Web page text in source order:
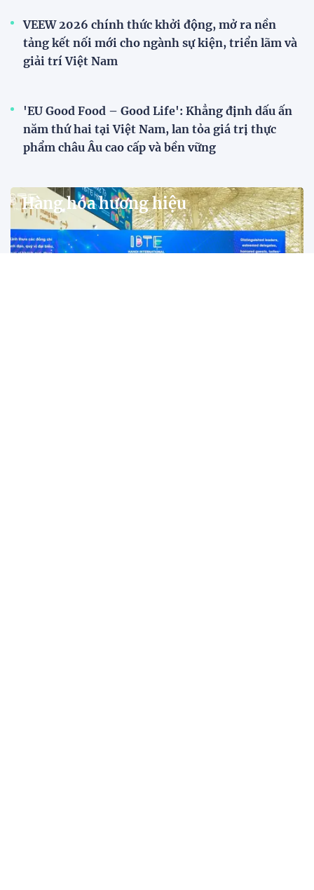
VEEW 2026 chính thức khởi động, mở ra nền
tảng kết nối mới cho ngành sự kiện, triển lãm và
giải trí Việt Nam
'EU Good Food – Good Life': Khẳng định dấu ấn
năm thứ hai tại Việt Nam, lan tỏa giá trị thực
phẩm châu Âu cao cấp và bền vững
Hàng hóa hương hiệu